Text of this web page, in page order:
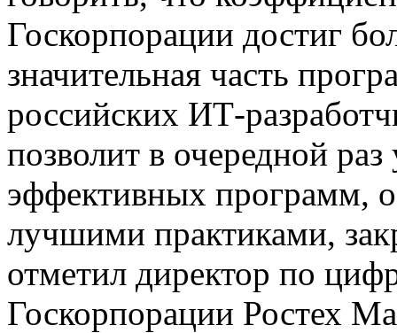
Госкорпорации достиг
значительная часть
российских ИТ-
позволит в очередной
эффективных программ,
лучшими практиками,
отметил директор по
Госкорпорации Ростех